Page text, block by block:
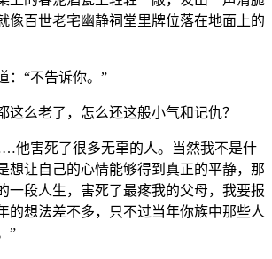
像百世老宅幽静祠堂里牌位落在地面上的
：“不告诉你。”
这么老了，怎么还这般小气和记仇？
他害死了很多无辜的人。当然我不是什
想让自己的心情能够得到真正的平静，那
一段人生，害死了最疼我的父母，我要报
的想法差不多，只不过当年你族中那些人
”